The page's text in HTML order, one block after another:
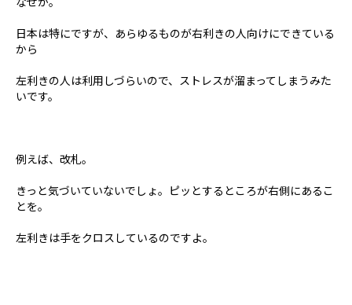
日本は特にですが、あらゆるものが右利きの人向けにできている
から
左利きの人は利用しづらいので、ストレスが溜まってしまうみた
いです。
例えば、改札。
きっと気づいていないでしょ。ピッとするところが右側にあるこ
とを。
左利きは手をクロスしているのですよ。